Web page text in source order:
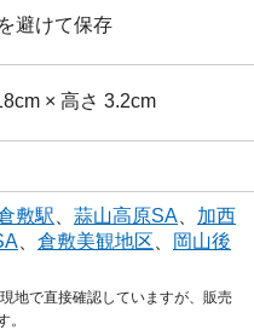
避けて保存
× 高さ 3.2cm
敷駅 蒜山高原SA
加西
倉敷美観地区
岡山後
地で直接確認していますが、販売
。